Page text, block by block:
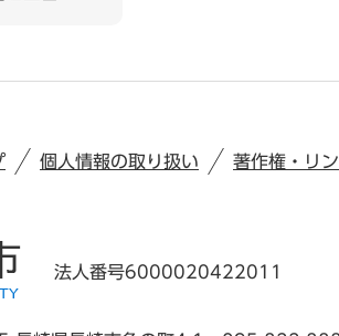
個人情報の取り扱い 著作権・リ
法人番号6000020422011